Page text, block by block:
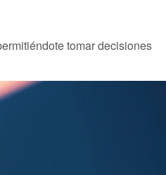
tomar decisiones